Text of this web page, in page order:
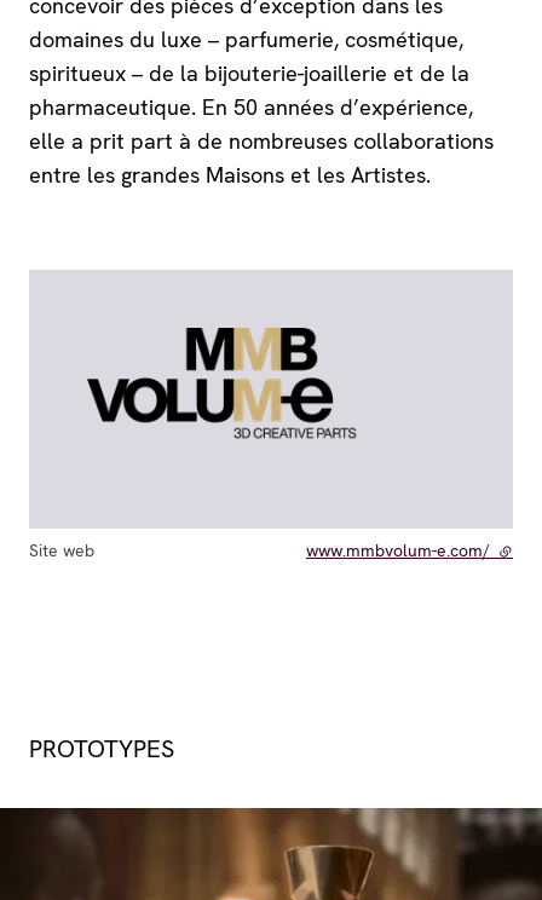
domaines du luxe – parfumerie, cosmétique,
spiritueux – de la bijouterie-joaillerie et de la
pharmaceutique. En 50 années d’expérience,
elle a prit part à de nombreuses collaborations
entre les grandes Maisons et les Artistes.
Site web www.mmbvolum-e.com/ - lien
PROTOTYPES